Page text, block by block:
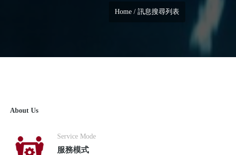
Home / 訊息搜尋列表
About Us
Service Mode
服務模式